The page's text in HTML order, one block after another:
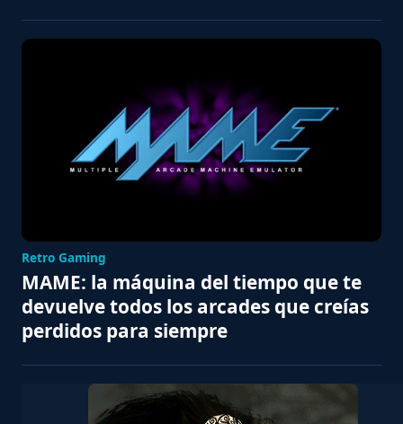
Retro Gaming
MAME: la máquina del tiempo que te
devuelve todos los arcades que creías
perdidos para siempre